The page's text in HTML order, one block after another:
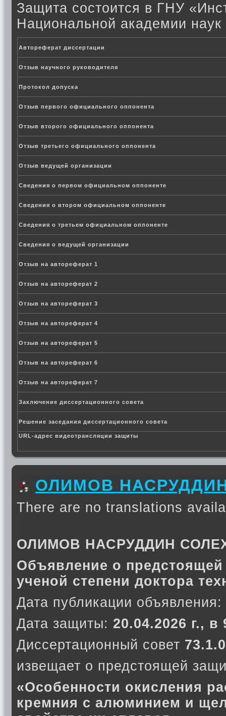
Защита состоится в ГНУ
Национальной академии
Автореферат диссертации
Отзыв научного руководителя
Протокол допуска
Отзыв первого официального оппонента
Отзыв второго официального оппонента
Отзыв третьего официального оппонента
Отзыв ведущей организации
Сведения о первом официальном оппоненте
Сведения о втором официальном оппоненте
Сведения о третьем официальном оппоненте
Сведения о ведущей организации
Отзыв на автореферат 1
Отзыв на автореферат 2
Отзыв на автореферат 3
Отзыв на автореферат 4
Отзыв на автореферат 5
Отзыв на автореферат 6
Отзыв на автореферат 7
Заключение диссертационного совета
Решение заседания диссертационного совета
URL-адрес видеотрансляции защиты
ОЛИМОВ
There are no translations
ОЛИМОВ НАСРУДДИН
Объявление о предстоящей
ученой степени доктора
Дата публикации объявления:
Дата защиты: 20.04.2026 г., в
Диссертационный совет
извещает о предстоящей
«Особенности окисления
кремния с алюминием и